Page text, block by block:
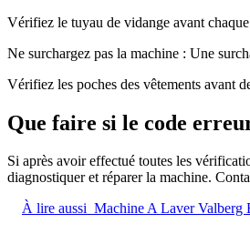
Vérifiez le tuyau de vidange avant
Ne surchargez pas la machine : Une
Vérifiez les poches des vêtements avant
Que faire si le code
Si après avoir effectué toutes les
diagnostiquer et réparer la machine.
À lire aussi Machine A Laver Valberg